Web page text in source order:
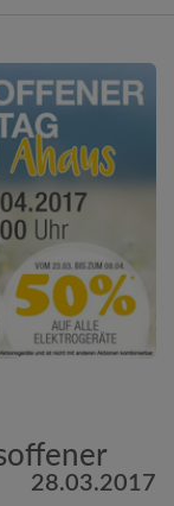
28.03.2017